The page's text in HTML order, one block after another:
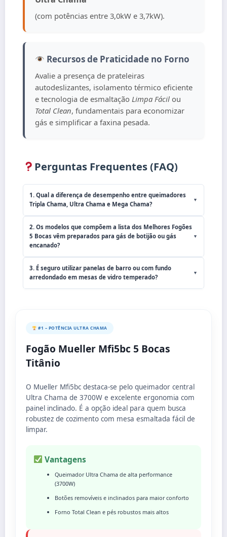
(com potências entre 3,0kW e 3,7kW).
Recursos de Praticidade no Forno
Avalie a presença de prateleiras
autodeslizantes, isolamento térmico eficiente
e tecnologia de esmaltação Limpa Fácil ou
Total Clean, fundamentais para economizar
gás e simplificar a faxina pesada.
Perguntas Frequentes (FAQ)
1. Qual a diferença de desempenho entre queimadores
Tripla Chama, Ultra Chama e Mega Chama?
▼
2. Os modelos que compõem a lista dos Melhores Fogões
5 Bocas vêm preparados para gás de botijão ou gás
encanado?
▼
3. É seguro utilizar panelas de barro ou com fundo
arredondado em mesas de vidro temperado?
▼
#1 – POTÊNCIA ULTRA CHAMA
Fogão Mueller Mfi5bc 5 Bocas
Titânio
O Mueller Mfi5bc destaca-se pelo queimador central
Ultra Chama de 3700W e excelente ergonomia com
painel inclinado. É a opção ideal para quem busca
robustez de cozimento com mesa esmaltada fácil de
limpar.
Vantagens
Queimador Ultra Chama de alta performance
(3700W)
Botões removíveis e inclinados para maior conforto
Forno Total Clean e pés robustos mais altos